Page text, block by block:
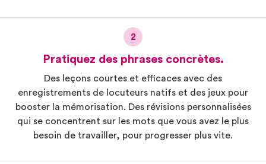
2
Pratiquez des phrases concrètes.
Des leçons courtes et efficaces avec des
enregistrements de locuteurs natifs et des jeux pour
booster la mémorisation. Des révisions personnalisées
qui se concentrent sur les mots que vous avez le plus
besoin de travailler, pour progresser plus vite.